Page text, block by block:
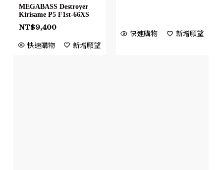
MEGABASS Destroyer
Kirisame P5 F1st-66XS
NT$9,400
快速購物 新增願望
快速購物 新增願望